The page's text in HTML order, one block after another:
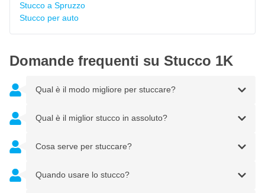
Stucco a Spruzzo
Stucco per auto
Domande frequenti su Stucco 1K
Qual è il modo migliore per stuccare?
Qual è il miglior stucco in assoluto?
Cosa serve per stuccare?
Quando usare lo stucco?